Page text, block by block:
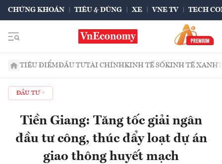
CHỨNG KHOÁN TIÊU & DÙNG XE VNE TV TECH
TIÊU ĐIỂMĐẦU TƯTÀI CHÍNHKINH TẾ SỐKINH TẾ XANH
ĐẦU TƯ
Tiền Giang: Tăng tốc giải ngân
đầu tư công, thúc đẩy loạt dự án
giao thông huyết mạch